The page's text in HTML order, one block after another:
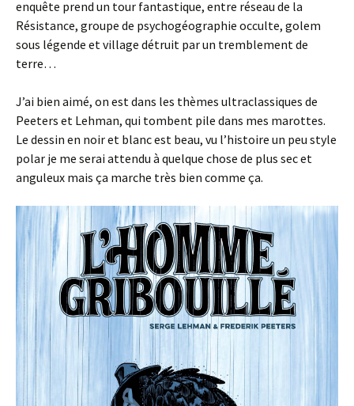
enquête prend un tour fantastique, entre réseau de la
Résistance, groupe de psychogéographie occulte, golem
sous légende et village détruit par un tremblement de
terre…
J’ai bien aimé, on est dans les thèmes ultraclassiques de
Peeters et Lehman, qui tombent pile dans mes marottes.
Le dessin en noir et blanc est beau, vu l’histoire un peu style
polar je me serai attendu à quelque chose de plus sec et
anguleux mais ça marche très bien comme ça.